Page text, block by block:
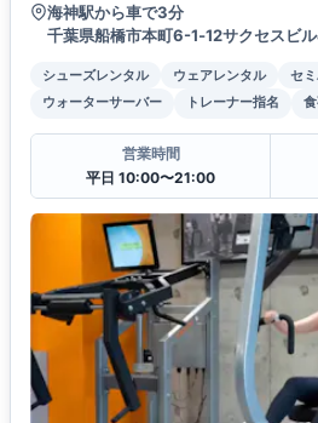
海神駅から車で3分
千葉県船橋市本町6-1‐12サクセスビ
シューズレンタル ウェアレンタル セ
ウォーターサーバー
トレーナー指名
営業時間
平日 10:00〜21:00